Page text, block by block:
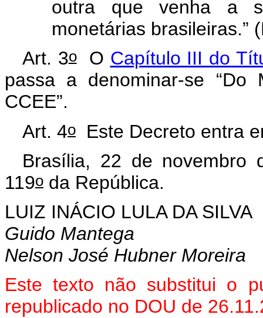
outra que venha a
monetárias brasileiras.”
Art. 3oO Capítulo III do
passa a denominar-se
CCEE”.
Art. 4o Este Decreto entra
Brasília, 22 de novembro
119o da República.
LUIZ INÁCIO LULA DA SILVA
Guido Mantega
Nelson José Hubner Moreira
Este texto não substitui o
republicado no DOU de